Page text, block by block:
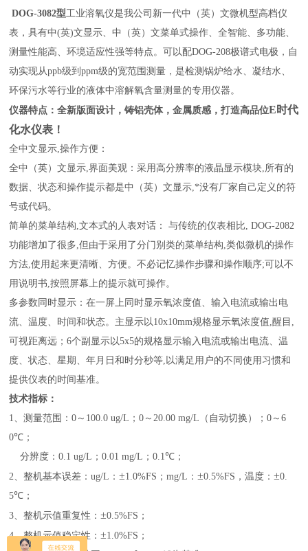
DOG-3082型工业溶氧仪是我公司新一代中 （英）文微机型高档仪
表，具有中(英)文显示、中 （英）文菜单式操作、全智能、多功能、
测量性能高、环境适应性强等特点。可以配DOG-208极谱式电极，自
动实现从ppb级到ppm级的宽范围测量，是检测锅炉给水、凝结水、
环保污水等行业的液体中溶解氧含量测量的专用仪器。
仪器特点：全新版面设计，铸铝壳体，金属质感，打造高品位E时代
化水仪表！
全中文显示,操作方便：
全中（英）文显示,界面美观：采用高分辨率的液晶显示模块,所有的
数据、状态和操作提示都是中（英）文显示,*没有厂家自己定义的符
号或代码。
简单的菜单结构,文本式的人表对话： 与传统的仪表相比, DOG-2082
功能增加了很多,但由于采用了分门别类的菜单结构,类似微机的操作
方法,使用起来更清晰、方便。不必记忆操作步骤和操作顺序;可以不
用说明书,按照屏幕上的提示就可操作。
多参数同时显示：在一屏上同时显示氧浓度值、输入电流或输出电
流、温度、时间和状态。主显示以10x10mm规格显示氧浓度值,醒目 ,
可视距离远；6个副显示以5x5的规格显示输入电流或输出电流、温
度、状态、星期、年月日和时分秒等, 以满足用户的不同使用习惯和
提供仪表的时间基准。
技术指标：
1、测量范围：0 ～ 100.0 ug/L ；0 ～20.00 mg/L （自动切换）；0 ～6
0℃ ；
分辨度：0.1 ug/L ；0.01 mg/L ；0.1℃ ；
2、整机基本误差：ug/L ：±1.0%FS ；mg/L ：±0.5%FS ，温度：±0.
5℃ ；
3、整机示值重复性：±0.5%FS ；
4、整机示值稳定性：±1.0%FS ；